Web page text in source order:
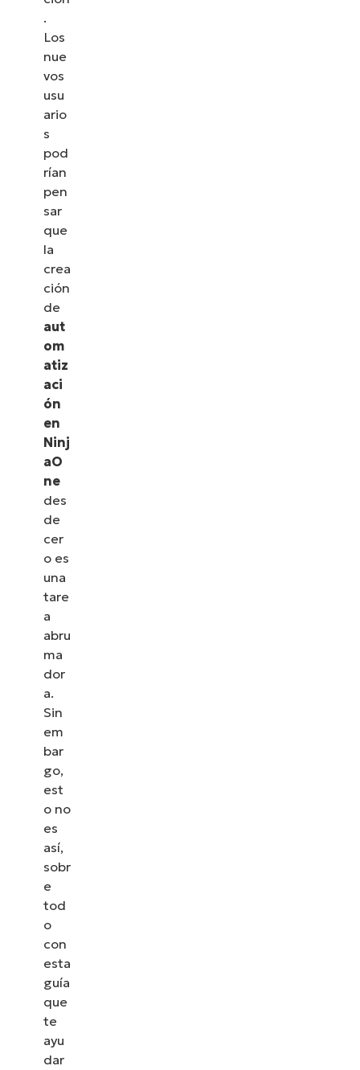
.
Los
nue
vos
usu
ario
s
pod
rían
pen
sar
que
la
crea
ción
de
aut
om
atiz
aci
ón
en
Ninj
aO
ne
des
de
cer
o es
una
tare
a
abru
ma
dor
a.
Sin
em
bar
go,
est
o no
es
así,
sobr
e
tod
o
con
esta
guía
que
te
ayu
dar